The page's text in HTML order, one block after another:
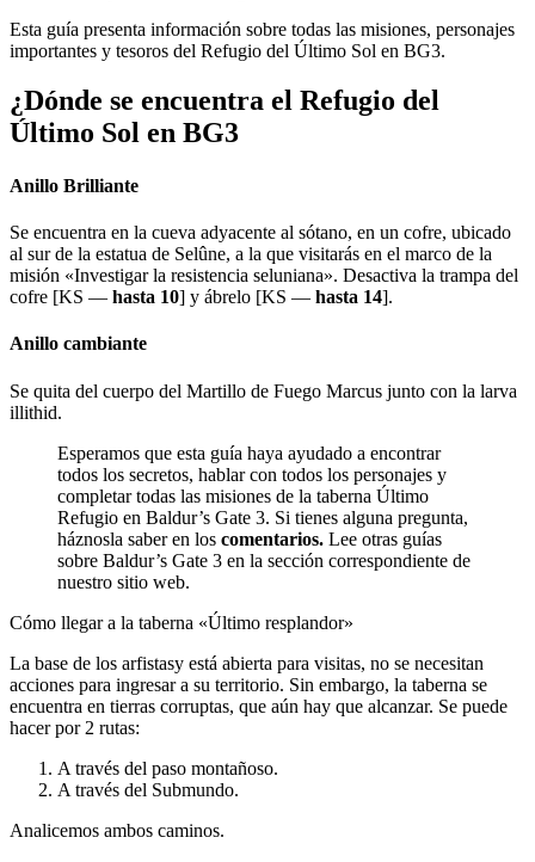
Esta guía presenta información sobre todas las misiones, personajes
importantes y tesoros del Refugio del Último Sol en BG3.
¿Dónde se encuentra el Refugio del
Último Sol en BG3
Anillo Brilliante
Se encuentra en la cueva adyacente al sótano, en un cofre, ubicado
al sur de la estatua de Selûne, a la que visitarás en el marco de la
misión «Investigar la resistencia seluniana». Desactiva la trampa del
cofre [KS — hasta 10] y ábrelo [KS — hasta 14].
Anillo cambiante
Se quita del cuerpo del Martillo de Fuego Marcus junto con la larva
illithid.
Esperamos que esta guía haya ayudado a encontrar
todos los secretos, hablar con todos los personajes y
completar todas las misiones de la taberna Último
Refugio en Baldur’s Gate 3. Si tienes alguna pregunta,
háznosla saber en los comentarios. Lee otras guías
sobre Baldur’s Gate 3 en la sección correspondiente de
nuestro sitio web.
Cómo llegar a la taberna «Último resplandor»
La base de los arfistasy está abierta para visitas, no se necesitan
acciones para ingresar a su territorio. Sin embargo, la taberna se
encuentra en tierras corruptas, que aún hay que alcanzar. Se puede
hacer por 2 rutas:
A través del paso montañoso.
A través del Submundo.
Analicemos ambos caminos.